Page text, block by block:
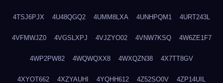
4TSJ6PJX 4U48QGQ2 4UMM8LXA 4UNHPQM1 4URT243L
4VFMWJZ0 4VGSLXPJ 4VJZYO02 4VNW7KSQ 4W6ZE1F7
4WP2PW82 4WQWQXX8 4WXQZN38 4X7TT8GV
4XYOT662 4XZYAUHI 4YQHH612 4Z52SO0V 4ZP14UIL